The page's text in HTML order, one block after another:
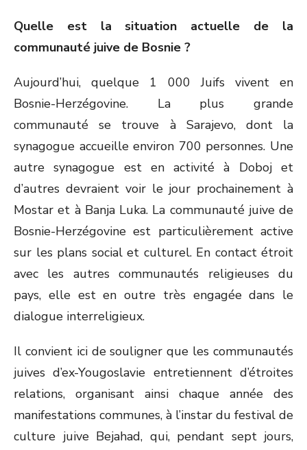
Quelle est la situation actuelle de la
communauté juive de Bosnie ?
Aujourd’hui, quelque 1 000 Juifs vivent en
Bosnie-Herzégovine. La plus grande
communauté se trouve à Sarajevo, dont la
synagogue accueille environ 700 personnes. Une
autre synagogue est en activité à Doboj et
d’autres devraient voir le jour prochainement à
Mostar et à Banja Luka. La communauté juive de
Bosnie-Herzégovine est particulièrement active
sur les plans social et culturel. En contact étroit
avec les autres communautés religieuses du
pays, elle est en outre très engagée dans le
dialogue interreligieux.
Il convient ici de souligner que les communautés
juives d’ex-Yougoslavie entretiennent d’étroites
relations, organisant ainsi chaque année des
manifestations communes, à l’instar du festival de
culture juive Bejahad, qui, pendant sept jours,